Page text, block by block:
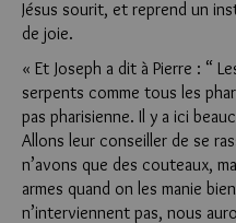
Jésus sourit, et reprend un
de joie.
« Et Joseph a dit à Pierre : “
serpents comme tous les
pas pharisienne. Il y a ici
Allons leur conseiller de se
n’avons que des couteaux,
armes quand on les manie
n’interviennent pas, nous